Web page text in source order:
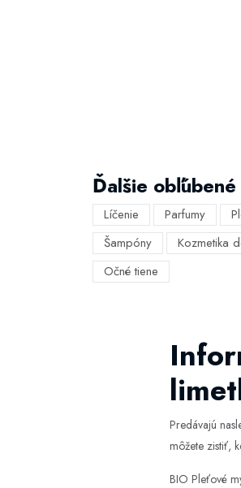
Ďalšie
Líčenie Parfumy
Šampóny
Kozmetika
Očné tiene
Predávajú
môžete zistiť,
BIO Pleťové